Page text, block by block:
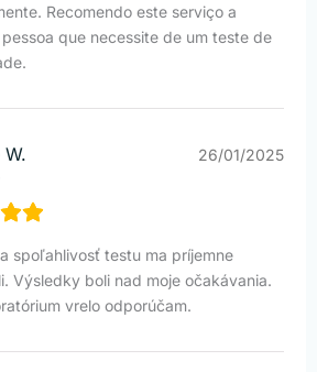
Recomendo este serviço a
que necessite de um teste de
26/01/2025
spoľahlivosť testu ma príjemne
Výsledky boli nad moje očakávania.
vrelo odporúčam.